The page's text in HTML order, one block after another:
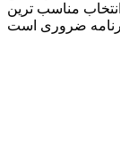
مناسب ترین